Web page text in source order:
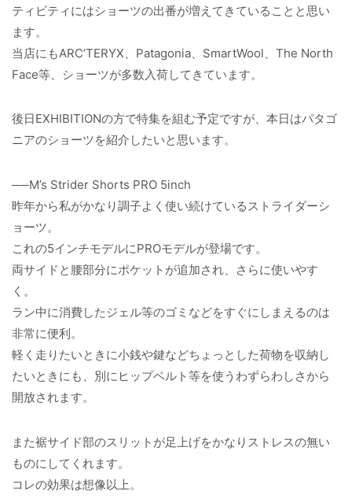
ティビティにはショーツの出番が増えてきていることと思い
ます。
当店にもARC’TERYX、Patagonia、SmartWool、The North
Face等、ショーツが多数入荷してきています。
後日EXHIBITIONの方で特集を組む予定ですが、本日はパタゴ
ニアのショーツを紹介したいと思います。
──M’s Strider Shorts PRO 5inch
昨年から私がかなり調子よく使い続けているストライダーシ
ョーツ。
これの5インチモデルにPROモデルが登場です。
両サイドと腰部分にポケットが追加され、さらに使いやす
く。
ラン中に消費したジェル等のゴミなどをすぐにしまえるのは
非常に便利。
軽く走りたいときに小銭や鍵などちょっとした荷物を収納し
たいときにも、別にヒップベルト等を使うわずらわしさから
開放されます。
また裾サイド部のスリットが足上げをかなりストレスの無い
ものにしてくれます。
コレの効果は想像以上。